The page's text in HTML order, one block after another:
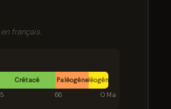
français.
Crétacé PaléogèneNéogène
66 0 Ma